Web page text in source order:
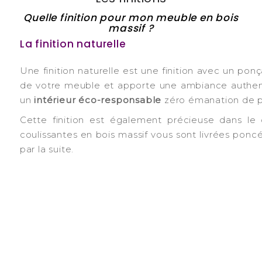
Quelle finition pour mon meuble en bois
massif ?
La finition naturelle
Une finition naturelle est une finition avec un
de votre meuble et apporte une ambiance
un intérieur éco-responsable zéro émanation de
Cette finition est également précieuse dans le
coulissantes en bois massif vous sont livrées
par la suite.